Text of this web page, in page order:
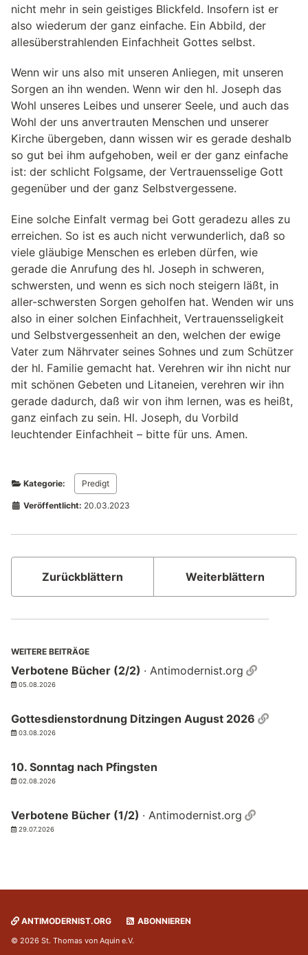
nicht mehr in sein geistiges Blickfeld. Insofern ist er
also wiederum der ganz einfache. Ein Abbild, der
allesüberstrahlenden Einfachheit Gottes selbst.
Wenn wir uns also mit unseren Anliegen, mit unseren
Sorgen an ihn wenden. Wenn wir den hl. Joseph das
Wohl unseres Leibes und unserer Seele, und auch das
Wohl der uns anvertrauten Menschen und unserer
Kirche übergeben, dann wissen wir es gerade deshalb
so gut bei ihm aufgehoben, weil er der ganz einfache
ist: der schlicht Folgsame, der Vertrauensselige Gott
gegenüber und der ganz Selbstvergessene.
Eine solche Einfalt vermag bei Gott geradezu alles zu
erreichen. So ist es auch nicht verwunderlich, daß so
viele gläubige Menschen es erleben dürfen, wie
gerade die Anrufung des hl. Joseph in schweren,
schwersten, und wenn es sich noch steigern läßt, in
aller-schwersten Sorgen geholfen hat. Wenden wir uns
also in einer solchen Einfachheit, Vertrauensseligkeit
und Selbstvergessenheit an den, welchen der ewige
Vater zum Nährvater seines Sohnes und zum Schützer
der hl. Familie gemacht hat. Verehren wir ihn nicht nur
mit schönen Gebeten und Litaneien, verehren wir ihn
gerade dadurch, daß wir von ihm lernen, was es heißt,
ganz einfach zu sein. Hl. Joseph, du Vorbild
leuchtender Einfachheit – bitte für uns. Amen.
Kategorie: Predigt
Veröffentlicht: 20.03.2023
Zurückblättern Weiterblättern
WEITERE BEITRÄGE
Verbotene Bücher (2/2) · Antimodernist.org
05.08.2026
Gottesdienstordnung Ditzingen August 2026
03.08.2026
10. Sonntag nach Pfingsten
02.08.2026
Verbotene Bücher (1/2) · Antimodernist.org Permalink
29.07.2026
ANTIMODERNIST.ORG ABONNIEREN
© 2026 St. Thomas von Aquin e.V.